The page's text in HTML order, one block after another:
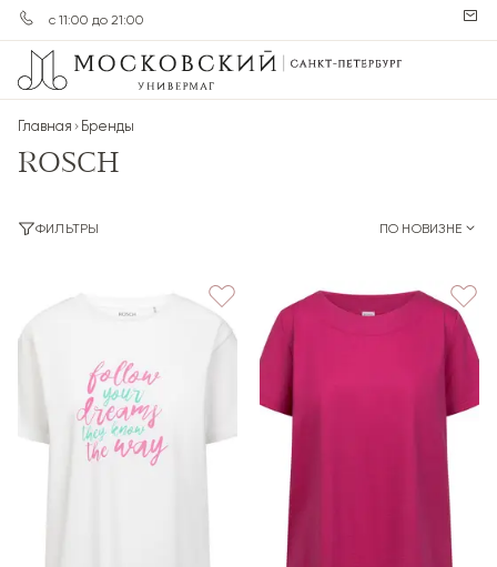
с 11:00 до 21:00
Главная Бренды
ROSCH
ФИЛЬТРЫ ПО НОВИЗНЕ